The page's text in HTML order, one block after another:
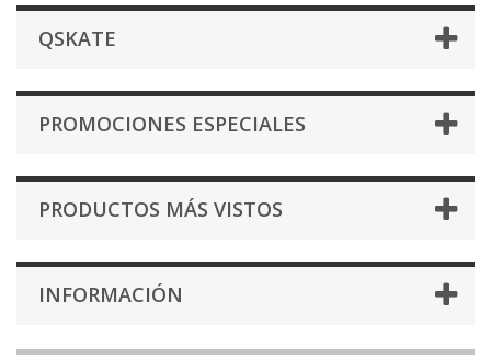
QSKATE
PROMOCIONES ESPECIALES
PRODUCTOS MÁS VISTOS
INFORMACIÓN